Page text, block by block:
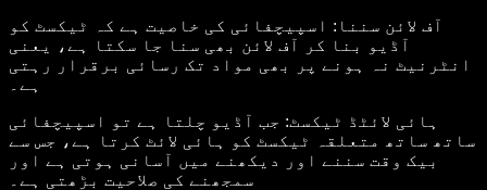
آف لائن سننا : اسپیچفائی کی خاصیت ہے کہ ٹیکسٹ کو
آڈیو بنا کر آف لائن بھی سنا جا سکتا ہے، یعنی
انٹرنیٹ نہ ہونے پر بھی مواد تک رسائی برقرار رہتی
ہے۔
ہائی لائٹڈ ٹیکسٹ: جب آڈیو چلتا ہے تو اسپیچفائی
ساتھ ساتھ متعلقہ ٹیکسٹ کو ہائی لائٹ کرتا ہے، جس سے
بیک وقت سننے اور دیکھنے میں آسانی ہوتی ہے اور
سمجھنے کی صلاحیت بڑھتی ہے۔